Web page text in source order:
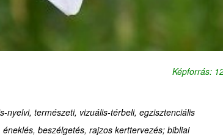
Képforrás:
nyelvi, természeti, vizuális-térbeli, egzisztenciális
beszélgetés, rajzos kerttervezés; bibliai